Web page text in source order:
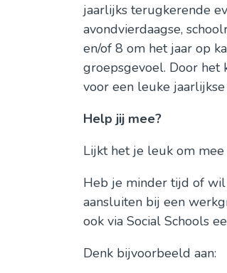
jaarlijks terugkerende
avondvierdaagse,
en/of 8 om het jaar op
groepsgevoel. Door het
voor een leuke
Help jij mee?
Lijkt het je leuk om
Heb je minder tijd of wil
aansluiten bij een
ook via Social Schools
Denk bijvoorbeeld aan: